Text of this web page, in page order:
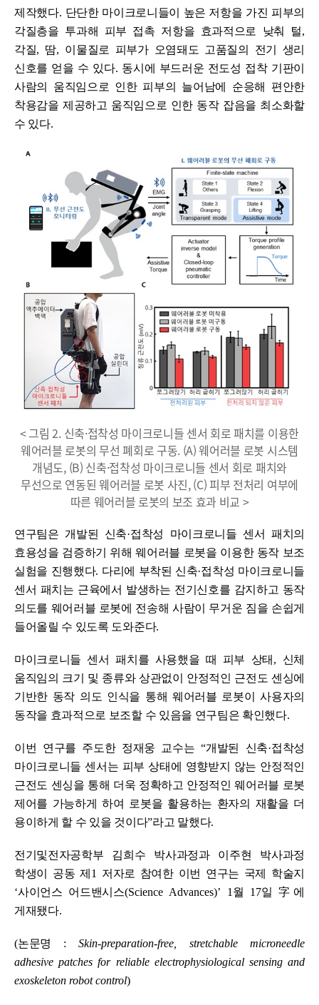
제작했다. 단단한 마이크로니들이 높은 저항을 가진 피부의
각질층을 투과해 피부 접촉 저항을 효과적으로 낮춰 털,
각질, 땀, 이물질로 피부가 오염돼도 고품질의 전기 생리
신호를 얻을 수 있다. 동시에 부드러운 전도성 접착 기판이
사람의 움직임으로 인한 피부의 늘어남에 순응해 편안한
착용감을 제공하고 움직임으로 인한 동작 잡음을 최소화할
수 있다.
< 그림 2. 신축·접착성 마이크로니들 센서 회로 패치를 이용한
웨어러블 로봇의 무선 폐회로 구동. (A) 웨어러블 로봇 시스템
개념도, (B) 신축·접착성 마이크로니들 센서 회로 패치와
무선으로 연동된 웨어러블 로봇 사진, (C) 피부 전처리 여부에
따른 웨어러블 로봇의 보조 효과 비교 >
연구팀은 개발된 신축·접착성 마이크로니들 센서 패치의
효용성을 검증하기 위해 웨어러블 로봇을 이용한 동작 보조
실험을 진행했다. 다리에 부착된 신축·접착성 마이크로니들
센서 패치는 근육에서 발생하는 전기신호를 감지하고 동작
의도를 웨어러블 로봇에 전송해 사람이 무거운 짐을 손쉽게
들어올릴 수 있도록 도와준다.
마이크로니들 센서 패치를 사용했을 때 피부 상태 , 신체
움직임의 크기 및 종류와 상관없이 안정적인 근전도 센싱에
기반한 동작 의도 인식을 통해 웨어러블 로봇이 사용자의
동작을 효과적으로 보조할 수 있음을 연구팀은 확인했다.
이번 연구를 주도한 정재웅 교수는“개발된 신축·접착성
마이크로니들 센서는 피부 상태에 영향받지 않는 안정적인
근전도 센싱을 통해 더욱 정확하고 안정적인 웨어러블 로봇
제어를 가능하게 하여 로봇을 활용하는 환자의 재활을 더
용이하게 할 수 있을 것이다”라고 말했다.
전기및전자공학부 김희수 박사과정과 이주현 박사과정
학생이 공동 제 1 저자로 참여한 이번 연구는 국제 학술지
‘사이언스 어드밴시스(Science Advances)’ 1 월 17일字 에
게재됐다.
(논문명 :Skin-preparation-free, stretchable microneedle
adhesive patches for reliable electrophysiological sensing and
exoskeleton robot control)